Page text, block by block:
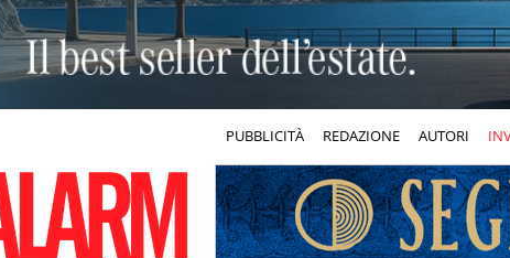
PUBBLICITÀ REDAZIONE AUTORI